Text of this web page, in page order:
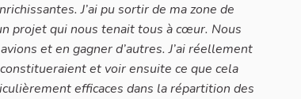
J’ai pu sortir de ma zone de
projet qui nous tenait tous à cœur. Nous
et en gagner d’autres. J’ai réellement
et voir ensuite ce que cela
efficaces dans la répartition des